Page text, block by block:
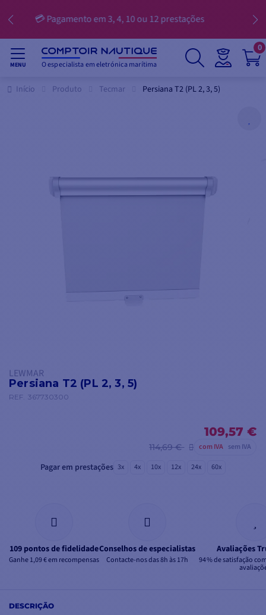
partir de 500 € | -75 € em compras a partir de 750
MENU O especialista em eletrónica marítima
0
Início Produto Tecmar Persiana T2 (PL 2, 3, 5)
LEWMAR
Persiana T2 (PL 2, 3, 5)
REF. 367730300
109,57 €
114,69 € com IVA sem IVA
Pagar em prestações 3x 4x 10x 12x 24x 60x
109 pontos de fidelidade
Ganhe 1,09 € em recompensas
Conselhos de especialistas
Contacte-nos das 8h às 17h
Avaliações
94 % de satisfação
DESCRIÇÃO